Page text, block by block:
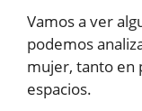
Vamos a ver
podemos
mujer, tanto en
espacios.